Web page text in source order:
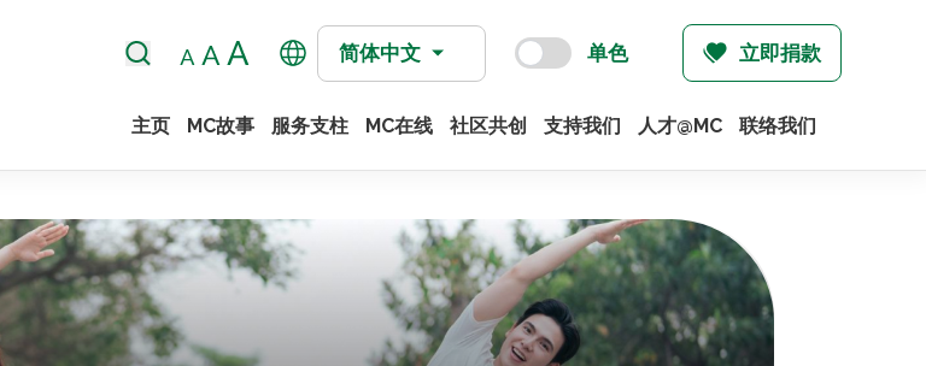
简体中文 单色 立即捐款
主页 MC故事 服务支柱 MC在线 社区共创 支持我们 人才@MC 联络我们